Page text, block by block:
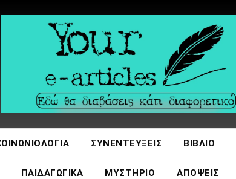
ΣΥΝΕΝΤΕΎΞΕΙΣ ΒΙΒΛΊΟ
ΠΑΙΔΑΓΩΓΙΚΆ ΜΥΣΤΉΡΙΟ ΑΠΌΨΕΙΣ